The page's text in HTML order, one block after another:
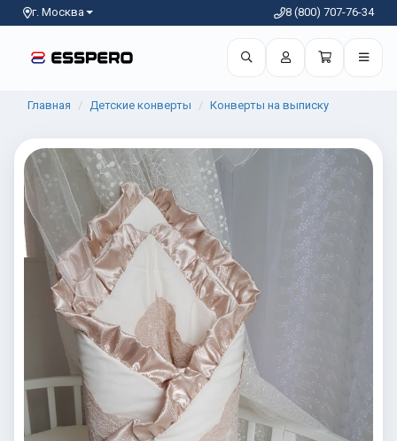
г. Москва 8 (800) 707-76-34
Главная Детские конверты Конверты на выписку